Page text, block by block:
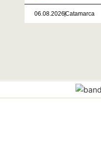
06.08.2026Catamarca